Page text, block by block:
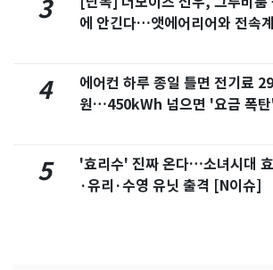
3
에 안긴다…앳에어리어와 전속
4
에어컨 하루 종일 틀면 전기료
원…450kWh 넘으면 '요금 폭
5
'효리수' 진짜 온다…소녀시대
·유리·수영 유닛 출격 [N이슈]